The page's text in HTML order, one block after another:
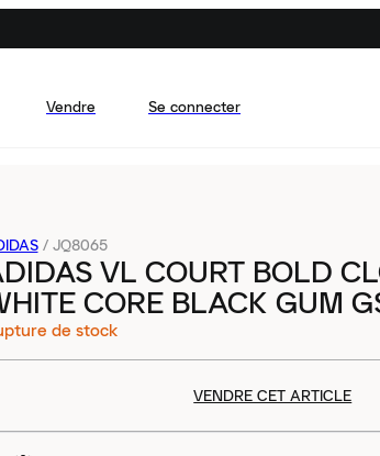
Vendre Se connecter
/ JQ8065
VL COURT BOLD
CORE BLACK GUM
de stock
VENDRE CET ARTICLE